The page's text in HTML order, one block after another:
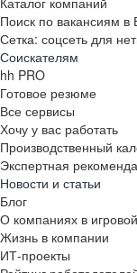
Поиск по вакансиям в
Сетка: соцсеть для
Соискателям
hh PRO
Готовое резюме
Все сервисы
Хочу у вас работать
Производственный
Экспертная
Новости и статьи
Блог
О компаниях в
Жизнь в компании
ИТ-проекты